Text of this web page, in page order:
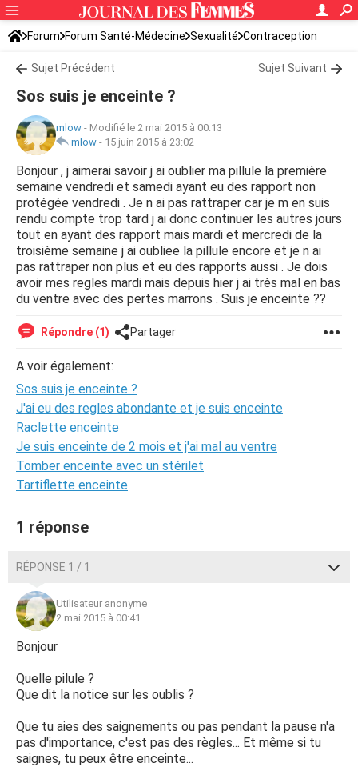
Forum Forum Santé-Médecine Sexualité Contraception
Sujet Précédent Sujet Suivant
Sos suis je enceinte ?
mlow - Modifié le 2 mai 2015 à 00:13
mlow - 15 juin 2015 à 23:02
Bonjour , j aimerai savoir j ai oublier ma pillule la première
semaine vendredi et samedi ayant eu des rapport non
protégée vendredi . Je n ai pas rattraper car je m en suis
rendu compte trop tard j ai donc continuer les autres jours
tout en ayant des rapport mais mardi et mercredi de la
troisième semaine j ai oubliee la pillule encore et je n ai
pas rattraper non plus et eu des rapports aussi . Je dois
avoir mes regles mardi mais depuis hier j ai très mal en bas
du ventre avec des pertes marrons . Suis je enceinte ??
Répondre (1) Partager
A voir également:
Sos suis je enceinte ?
J'ai eu des regles abondante et je suis enceinte
Raclette enceinte
Je suis enceinte de 2 mois et j'ai mal au ventre
Tomber enceinte avec un stérilet
Tartiflette enceinte
1 réponse
RÉPONSE 1 / 1
Utilisateur anonyme
2 mai 2015 à 00:41
Bonjour
Quelle pilule ?
Que dit la notice sur les oublis ?
Que tu aies des saignements ou pas pendant la pause n'a
pas d'importance, c'est pas des règles... Et même si tu
saignes, tu peux être enceinte...